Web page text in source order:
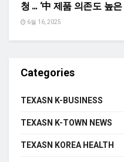
청 … ‘中 제품 의존도 높
6월 16, 2025
Categories
TEXASN K-BUSINESS
TEXASN K-TOWN NEWS
TEXASN KOREA HEALTH